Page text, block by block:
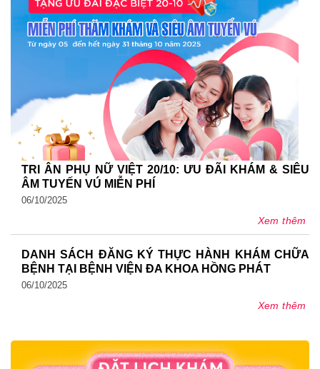
TRI ÂN PHỤ NỮ VIỆT 20/10: ƯU ĐÃI KHÁM & SIÊU
ÂM TUYẾN VÚ MIỄN PHÍ
06/10/2025
Xem thêm
DANH SÁCH ĐĂNG KÝ THỰC HÀNH KHÁM CHỮA
BỆNH TẠI BỆNH VIỆN ĐA KHOA HỒNG PHÁT
06/10/2025
Xem thêm